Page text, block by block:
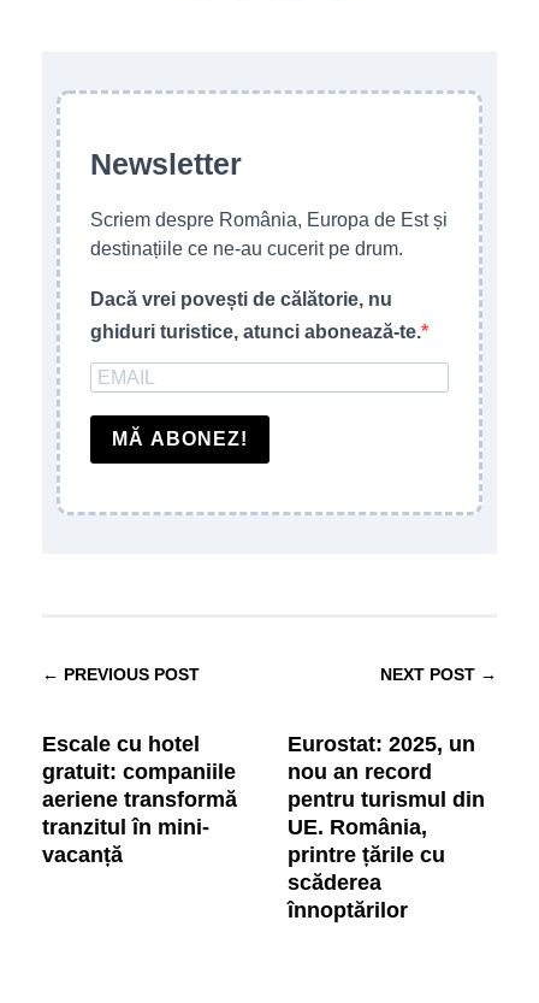
Newsletter
Scriem despre România, Europa de Est și
destinațiile ce ne-au cucerit pe drum.
Dacă vrei povești de călătorie, nu
ghiduri turistice, atunci abonează-te.
MĂ ABONEZ!
← PREVIOUS POST
Escale cu hotel
gratuit: companiile
aeriene transformă
tranzitul în mini-
vacanță
NEXT POST →
Eurostat: 2025, un
nou an record
pentru turismul din
UE. România,
printre țările cu
scăderea
înnoptărilor